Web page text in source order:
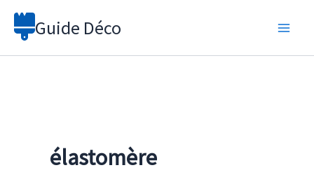
Aller
Guide Déco
élastomère